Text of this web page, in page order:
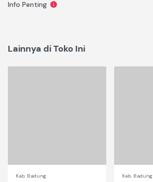
Info Penting
Lainnya di Toko Ini
Kab. Badung Kab. Badung